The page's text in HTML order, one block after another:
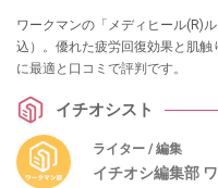
ワークマンの「メディヒール(R)
込）。優れた疲労回復効果と肌
に最適と口コミで評判です。
イチオシスト
ライター / 編集
イチオシ編集部